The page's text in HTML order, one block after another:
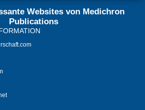
Websites von Medichron
Publications